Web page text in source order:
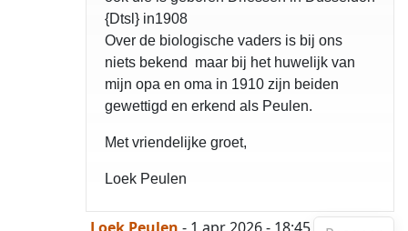
{Dtsl} in1908
Over de biologische vaders is bij ons
niets bekend maar bij het huwelijk van
mijn opa en oma in 1910 zijn beiden
gewettigd en erkend als Peulen.
Met vriendelijke groet,
Loek Peulen